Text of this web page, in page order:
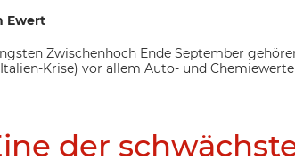
Ewert
Zwischenhoch Ende September
Krise) vor allem Auto- und
der